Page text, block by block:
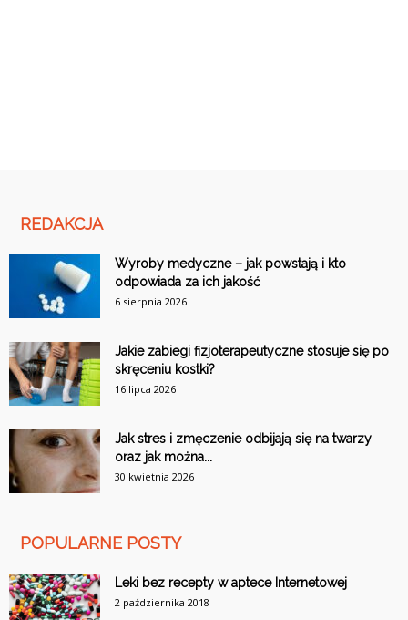
REDAKCJA
Wyroby medyczne – jak powstają i kto
odpowiada za ich jakość
6 sierpnia 2026
Jakie zabiegi fizjoterapeutyczne stosuje się po
skręceniu kostki?
16 lipca 2026
Jak stres i zmęczenie odbijają się na twarzy
oraz jak można...
30 kwietnia 2026
POPULARNE POSTY
Leki bez recepty w aptece Internetowej
2 października 2018